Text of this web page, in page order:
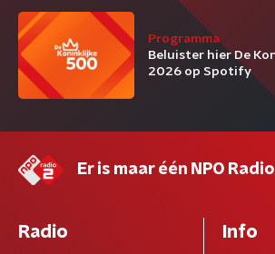
Programma
Beluister hier De
2026 op Spotify
Er is maar één NPO
Radio Info